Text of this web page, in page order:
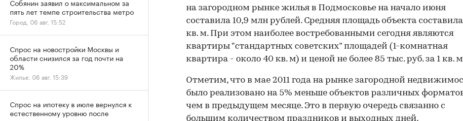
на загородном рынке жилья в Подмосковье на начало июня
составила 10,9 млн рублей. Средняя площадь объекта
кв. м. При этом наиболее востребованными сегодня являются
квартиры "стандартных советских" площадей (1-комнатная
квартира - около 40 кв. м) и ценой не более 85 тыс. руб. за 1 кв.
Отметим, что в мае 2011 года на рынке загородной
было реализовано на 5% меньше объектов различных
чем в предыдущем месяце. Это в первую очередь связанно с
большим количеством праздников и выходных дней.
Собянин заявил о максимальном за
пять лет темпе строительства метро
Город, 06 авг, 15:52
Спрос на новостройки Москвы и
области снизился за год почти на
20%
Жилье, 06 авг, 15:39
Спрос на ипотеку в июле вернулся к
естественному уровню после